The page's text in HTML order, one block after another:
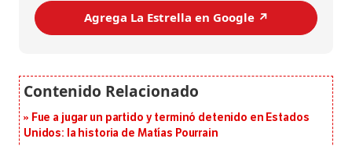
Agrega La Estrella en Google ↗️
Fue a jugar un partido y terminó detenido en Estados
Unidos: la historia de Matías Pourrain